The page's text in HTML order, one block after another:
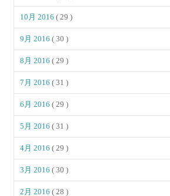
10月 2016( 29 )
9月 2016( 30 )
8月 2016( 29 )
7月 2016( 31 )
6月 2016( 29 )
5月 2016( 31 )
4月 2016( 29 )
3月 2016( 30 )
2月 2016( 28 )